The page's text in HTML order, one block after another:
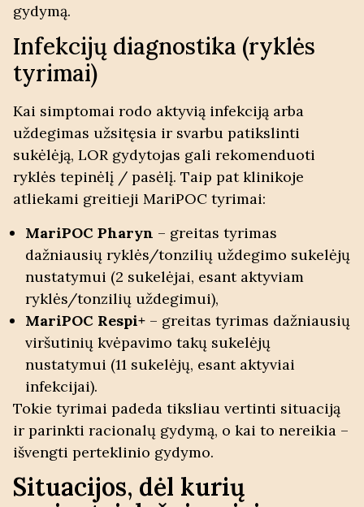
gydymą.
Infekcijų diagnostika (ryklės
tyrimai)
Kai simptomai rodo aktyvią infekciją arba
uždegimas užsitęsia ir svarbu patikslinti
sukėlėją, LOR gydytojas gali rekomenduoti
ryklės tepinėlį / pasėlį. Taip pat klinikoje
atliekami greitieji MariPOC tyrimai:
MariPOC Pharyn – greitas tyrimas
dažniausių ryklės/tonzilių uždegimo sukelėjų
nustatymui (2 sukelėjai, esant aktyviam
ryklės/tonzilių uždegimui),
MariPOC Respi+ – greitas tyrimas dažniausių
viršutinių kvėpavimo takų sukelėjų
nustatymui (11 sukelėjų, esant aktyviai
infekcijai).
Tokie tyrimai padeda tiksliau vertinti situaciją
ir parinkti racionalų gydymą, o kai to nereikia –
išvengti perteklinio gydymo.
Situacijos, dėl kurių